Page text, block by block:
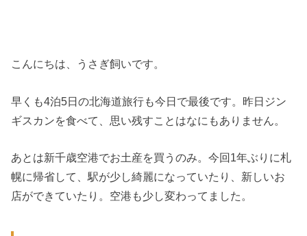
こんにちは、うさぎ飼いです。
早くも4泊5日の北海道旅行も今日で最後です。昨日ジン
ギスカンを食べて、思い残すことはなにもありません。
あとは新千歳空港でお土産を買うのみ。今回1年ぶりに札
幌に帰省して、駅が少し綺麗になっていたり、新しいお
店ができていたり。空港も少し変わってました。